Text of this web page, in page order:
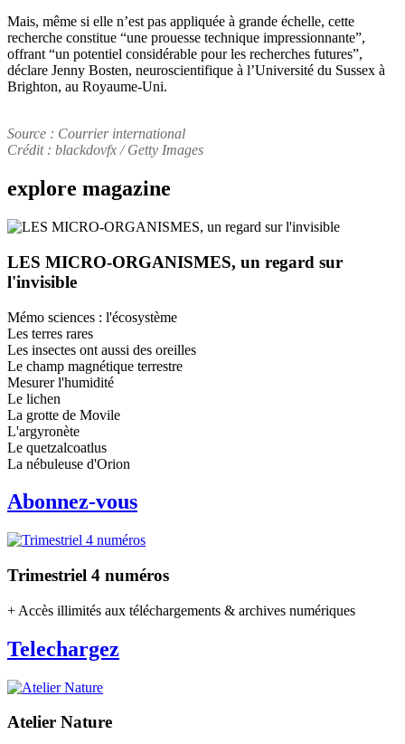
Mais, même si elle n’est pas appliquée à grande échelle, cette
recherche constitue “une prouesse technique impressionnante”,
offrant “un potentiel considérable pour les recherches futures”,
déclare Jenny Bosten, neuroscientifique à l’Université du Sussex à
Brighton, au Royaume-Uni.
Source : Courrier international
Crédit : blackdovfx / Getty Images
explore magazine
LES MICRO-ORGANISMES, un regard sur
l'invisible
Mémo sciences : l'écosystème
Les terres rares
Les insectes ont aussi des oreilles
Le champ magnétique terrestre
Mesurer l'humidité
Le lichen
La grotte de Movile
L'argyronète
Le quetzalcoatlus
La nébuleuse d'Orion
Abonnez-vous
Trimestriel 4 numéros
+ Accès illimités aux téléchargements & archives numériques
Telechargez
Atelier Nature